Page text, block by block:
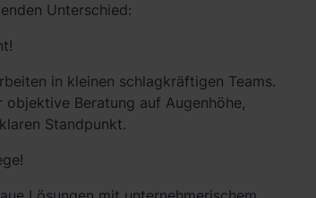
Unterschied:
in kleinen schlagkräftigen Teams.
Beratung auf Augenhöhe,
Standpunkt.